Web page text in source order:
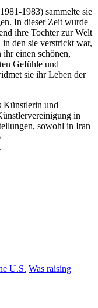
1983) sammelte sie
In dieser Zeit wurde
ihre Tochter zur Welt
den sie verstrickt war,
einen schönen,
Gefühle und
sie ihr Leben der
Künstlerin und
in
sowohl in Iran
U.S. Was raising